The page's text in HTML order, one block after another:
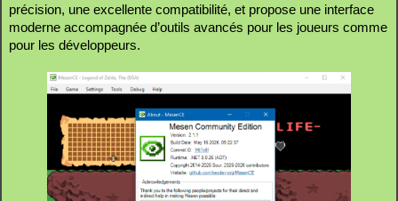
précision, une excellente compatibilité, et propose une interface
moderne accompagnée d’outils avancés pour les joueurs comme
pour les développeurs.